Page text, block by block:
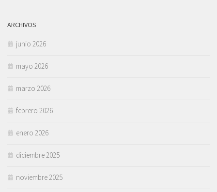
ARCHIVOS
junio 2026
mayo 2026
marzo 2026
febrero 2026
enero 2026
diciembre 2025
noviembre 2025